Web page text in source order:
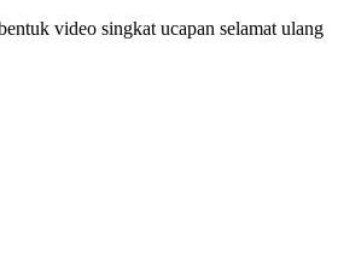
video singkat ucapan selamat ulang